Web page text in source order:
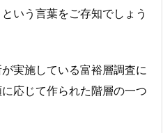
いう言葉をご存知でしょう
実施している富裕層調査に
応じて作られた階層の一つ